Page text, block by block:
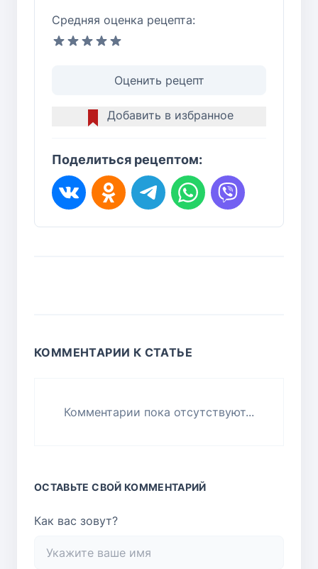
Средняя оценка рецепта:
Оценить рецепт
Добавить в избранное
Поделиться рецептом:
КОММЕНТАРИИ К СТАТЬЕ
Комментарии пока отсутствуют...
ОСТАВЬТЕ СВОЙ КОММЕНТАРИЙ
Как вас зовут?